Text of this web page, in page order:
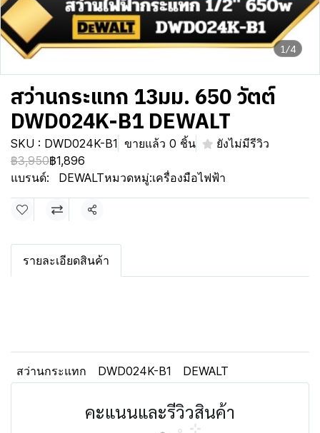
1/4
สว่านกระแทก 13มม. 650 วัตต์
DWD024K-B1 DEWALT
SKU : DWD024K-B1 ขายแล้ว 0 ชิ้น
ยังไม่มีรีวิว
฿3,950฿1,896
แบรนด์:
DEWALTหมวดหมู่:เครื่องมือไฟฟ้า
แชร์
รายละเอียดสินค้า
สว่านกระแทก DWD024K-B1 DEWALT
คะแนนและรีวิวสินค้า